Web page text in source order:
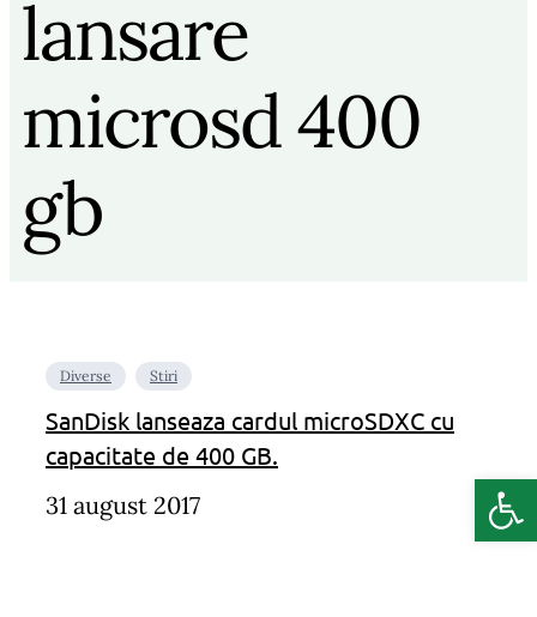
lansare
microsd 400
gb
Diverse Stiri
SanDisk lanseaza cardul microSDXC cu
capacitate de 400 GB.
31 august 2017